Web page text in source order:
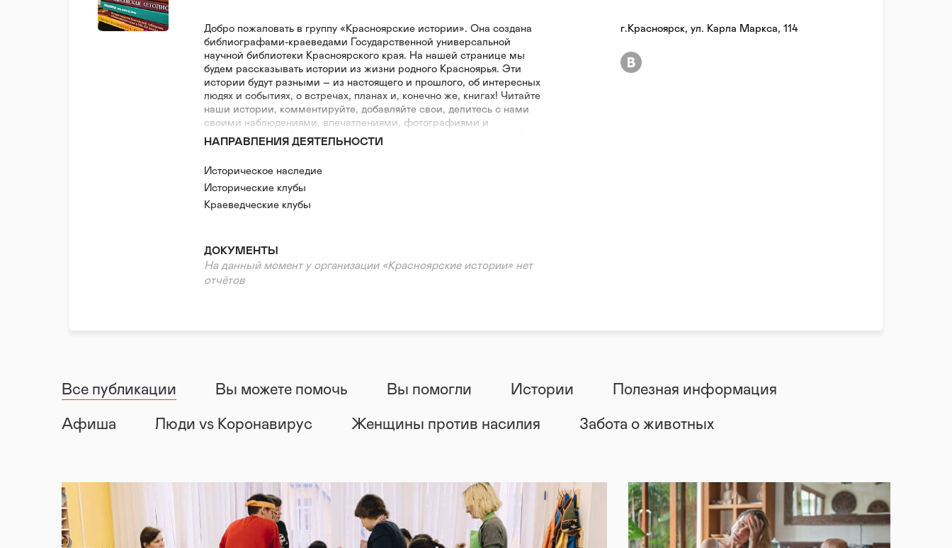
Добро пожаловать в группу «Красноярские истории». Она создана
библиографами-краеведами Государственной универсальной
научной библиотеки Красноярского края. На нашей странице мы
будем рассказывать истории из жизни родного Красноярья. Эти
истории будут разными – из настоящего и прошлого, об интересных
людях и событиях, о встречах, планах и, конечно же, книгах! Читайте
наши истории, комментируйте, добавляйте свои, делитесь с нами
своими наблюдениями, впечатлениями, фотографиями и
видеоотчетами! Мы будем рады, если вы присоединитесь к нам!
НАПРАВЛЕНИЯ ДЕЯТЕЛЬНОСТИ
Историческое наследие
Исторические клубы
Краеведческие клубы
ДОКУМЕНТЫ
На данный момент у организации «Красноярские истории» нет
отчётов
г.Красноярск, ул. Карла Маркса, 114
Все публикации Вы можете помочь Вы помогли Истории Полезная информация
Афиша Люди vs Коронавирус Женщины против насилия Забота о животных